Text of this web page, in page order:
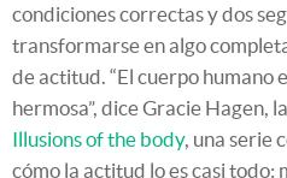
condiciones correctas y dos
transformarse en algo
de actitud. “El cuerpo humano
hermosa”, dice Gracie Hagen,
Illusions of the body, una serie
cómo la actitud lo es casi todo: